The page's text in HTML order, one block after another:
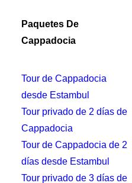
Paquetes De
Cappadocia
Tour de Cappadocia
desde Estambul
Tour privado de 2 días de
Cappadocia
Tour de Cappadocia de 2
días desde Estambul
Tour privado de 3 días de